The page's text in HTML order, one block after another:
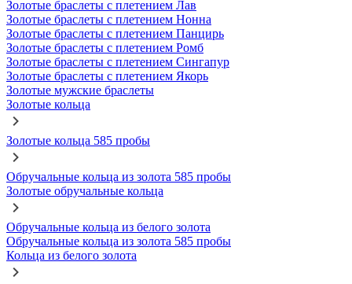
Золотые браслеты с плетением Лав
Золотые браслеты с плетением Нонна
Золотые браслеты с плетением Панцирь
Золотые браслеты с плетением Ромб
Золотые браслеты с плетением Сингапур
Золотые браслеты с плетением Якорь
Золотые мужские браслеты
Золотые кольца
Золотые кольца 585 пробы
Обручальные кольца из золота 585 пробы
Золотые обручальные кольца
Обручальные кольца из белого золота
Обручальные кольца из золота 585 пробы
Кольца из белого золота